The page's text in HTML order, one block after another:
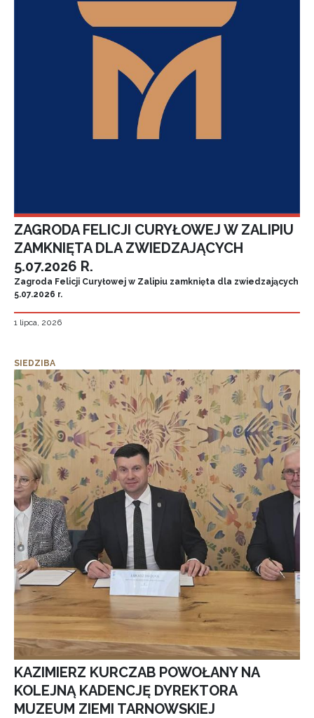
ZAGRODA FELICJI CURYŁOWEJ W ZALIPIU
ZAMKNIĘTA DLA ZWIEDZAJĄCYCH
5.07.2026 R.
Zagroda Felicji Curyłowej w Zalipiu zamknięta dla zwiedzających
5.07.2026 r.
1 lipca, 2026
SIEDZIBA
KAZIMIERZ KURCZAB POWOŁANY NA
KOLEJNĄ KADENCJĘ DYREKTORA
MUZEUM ZIEMI TARNOWSKIEJ